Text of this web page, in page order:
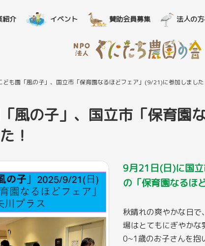
紹介 イベント 賛助会員募集 法人の
ども園「風の子」、国立市「保育園なるほどフェア」(9/21)に参加しました
風の子」、国立市「保育園
！
9月21日(日)に国
の「保育園なるほ
秋晴れの爽やかな日
場はとてもにぎやか
0~1歳のお子さんを抱